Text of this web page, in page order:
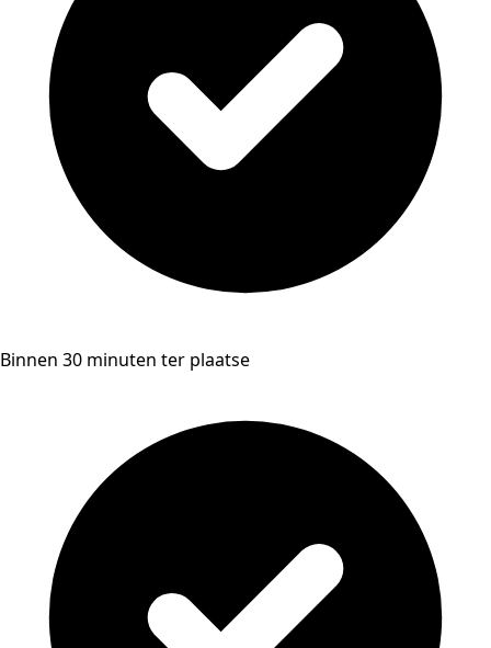
Binnen 30 minuten ter plaatse